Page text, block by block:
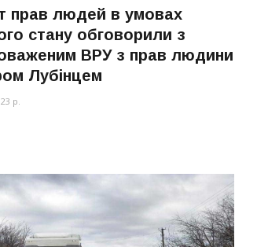
прав людей в умовах
стану обговорили з
ВРУ з прав людини
Лубінцем
р.